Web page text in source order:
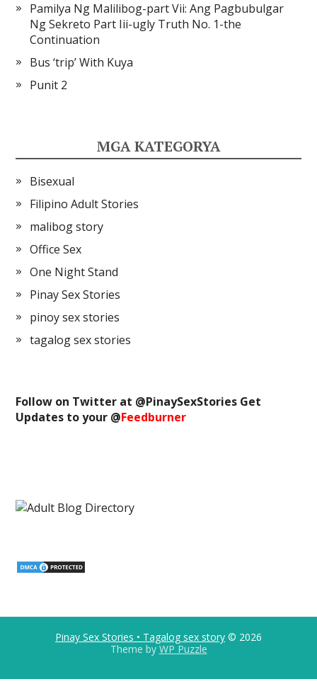
Pamilya Ng Malilibog-part Vii: Ang Pagbubulgar
Ng Sekreto Part Iii-ugly Truth No. 1-the
Continuation
Bus ‘trip’ With Kuya
Punit 2
MGA KATEGORYA
Bisexual
Filipino Adult Stories
malibog story
Office Sex
One Night Stand
Pinay Sex Stories
pinoy sex stories
tagalog sex stories
Follow on Twitter at @PinaySexStories Get
Updates to your @Feedburner
Pinay Sex Stories • Tagalog sex story © 2026
Theme by WP Puzzle